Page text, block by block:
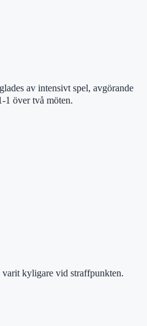
av intensivt spel, avgörande
1 över två möten.
varit kyligare vid straffpunkten.